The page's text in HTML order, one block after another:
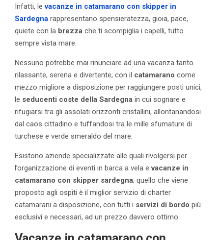
Infatti, levacanze in catamarano con skipper in
Sardegna rappresentano spensieratezza, gioia, pace,
quiete con la brezza che ti scompiglia i capelli, tutto
sempre vista mare.
Nessuno potrebbe mai rinunciare ad una vacanza tanto
rilassante, serena e divertente, con il catamarano come
mezzo migliore a disposizione per raggiungere posti unici,
le seducenti coste della Sardegna in cui sognare e
rifugiarsi tra gli assolati orizzonti cristallini, allontanandosi
dal caos cittadino e tuffandosi tra le mille sfumature di
turchese e verde smeraldo del mare.
Esistono aziende specializzate alle quali rivolgersi per
l’organizzazione di eventi in barca a vela evacanze in
catamarano con skipper sardegna; quello che viene
proposto agli ospiti è il miglior servizio di charter
catamarani a disposizione, con tutti i servizi di bordo più
esclusivi e necessari, ad un prezzo davvero ottimo.